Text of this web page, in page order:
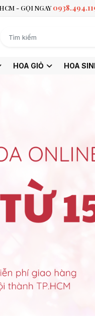
- GỌI NGAY
HOA GIỎ HOA